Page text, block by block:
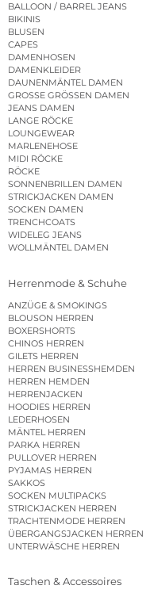
BALLOON / BARREL JEANS
BIKINIS
BLUSEN
CAPES
DAMENHOSEN
DAMENKLEIDER
DAUNENMÄNTEL DAMEN
GROSSE GRÖSSEN DAMEN
JEANS DAMEN
LANGE RÖCKE
LOUNGEWEAR
MARLENEHOSE
MIDI RÖCKE
RÖCKE
SONNENBRILLEN DAMEN
STRICKJACKEN DAMEN
SOCKEN DAMEN
TRENCHCOATS
WIDELEG JEANS
WOLLMÄNTEL DAMEN
Herrenmode & Schuhe
ANZÜGE & SMOKINGS
BLOUSON HERREN
BOXERSHORTS
CHINOS HERREN
GILETS HERREN
HERREN BUSINESSHEMDEN
HERREN HEMDEN
HERRENJACKEN
HOODIES HERREN
LEDERHOSEN
MÄNTEL HERREN
PARKA HERREN
PULLOVER HERREN
PYJAMAS HERREN
SAKKOS
SOCKEN MULTIPACKS
STRICKJACKEN HERREN
TRACHTENMODE HERREN
ÜBERGANGSJACKEN HERREN
UNTERWÄSCHE HERREN
Taschen & Accessoires